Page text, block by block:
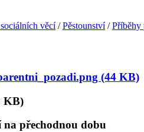
věcí/Pěstounství/Příběhy
na přechodnou dobu